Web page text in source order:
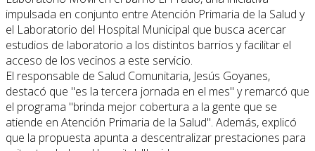
impulsada en conjunto entre Atención Primaria de la Salud y
el Laboratorio del Hospital Municipal que busca acercar
estudios de laboratorio a los distintos barrios y facilitar el
acceso de los vecinos a este servicio.
El responsable de Salud Comunitaria, Jesús Goyanes,
destacó que "es la tercera jornada en el mes" y remarcó que
el programa "brinda mejor cobertura a la gente que se
atiende en Atención Primaria de la Salud". Además, explicó
que la propuesta apunta a descentralizar prestaciones para